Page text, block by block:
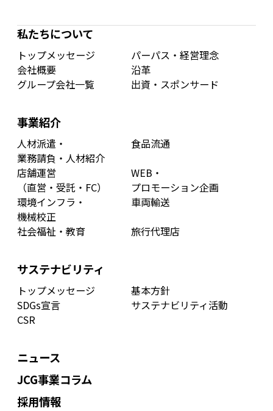
私たちについて
トップメッセージ
パーパス・経営理念
会社概要
沿革
グループ会社一覧
出資・スポンサード
事業紹介
人材派遣・
業務請負・人材紹介
食品流通
店舗運営
（直営・受託・FC）
WEB・
プロモーション企画
環境インフラ・
機械校正
車両輸送
社会福祉・教育
旅行代理店
サステナビリティ
トップメッセージ
基本方針
SDGs宣言
サステナビリティ活動
CSR
ニュース
JCG事業コラム
採用情報